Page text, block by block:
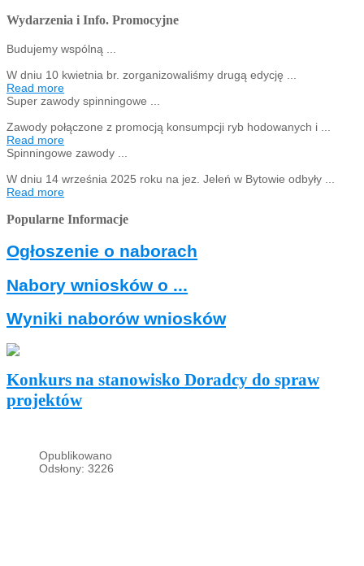
Wydarzenia i Info. Promocyjne
Budujemy wspólną ...
W dniu 10 kwietnia br. zorganizowaliśmy drugą edycję ...
Read more
Super zawody spinningowe ...
Zawody połączone z promocją konsumpcji ryb hodowanych i ...
Read more
Spinningowe zawody ...
W dniu 14 września 2025 roku na jez. Jeleń w Bytowie odbyły ...
Read more
Popularne Informacje
Ogłoszenie o naborach
Nabory wniosków o ...
Wyniki naborów wniosków
Konkurs na stanowisko Doradcy do spraw
projektów
Opublikowano
Odsłony: 3226